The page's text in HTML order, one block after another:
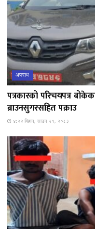
अपराध
पत्रकारको परिचयपत्र
ब्राउनसुगरसहित पक्राउ
४:२२ बिहान, साउन २१, २०८३